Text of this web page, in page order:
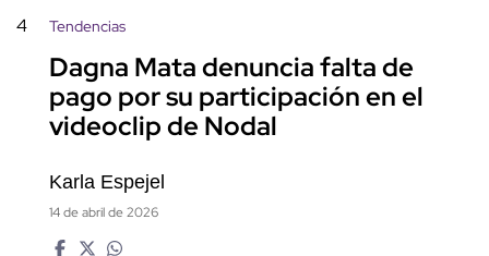
4 Tendencias
Dagna Mata denuncia falta de
pago por su participación en el
videoclip de Nodal
Karla Espejel
14 de abril de 2026